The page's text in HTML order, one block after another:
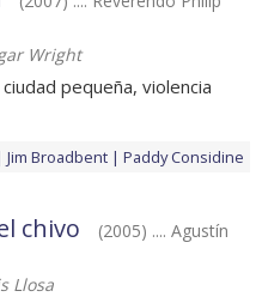
Wright
pequeña, violencia
Jim Broadbent Paddy Considine
chivo
(2005) .... Agustín
Llosa